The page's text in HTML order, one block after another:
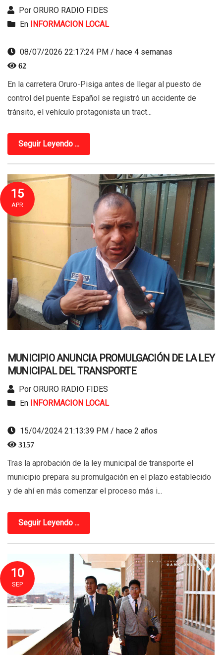
Por ORURO RADIO FIDES
En INFORMACION LOCAL
08/07/2026 22:17:24 PM / hace 4 semanas
62
En la carretera Oruro-Pisiga antes de llegar al puesto de
control del puente Español se registró un accidente de
tránsito, el vehículo protagonista un tract...
Seguir Leyendo ...
15
APR
MUNICIPIO ANUNCIA PROMULGACIÓN DE LA LEY
MUNICIPAL DEL TRANSPORTE
Por ORURO RADIO FIDES
En
INFORMACION LOCAL
15/04/2024 21:13:39 PM / hace 2 años
3157
Tras la aprobación de la ley municipal de transporte el
municipio prepara su promulgación en el plazo establecido
y de ahí en más comenzar el proceso más i...
Seguir Leyendo ...
10
SEP